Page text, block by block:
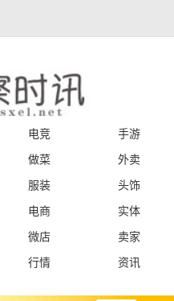
电竞
手游
做菜
外卖
服装
头饰
电商
实体
微店
卖家
行情 资讯